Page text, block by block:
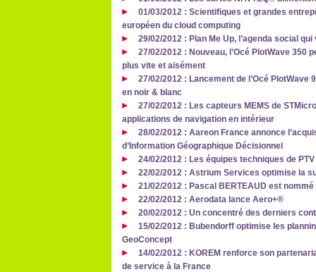
01/03/2012 : Scientifiques et grandes
européen du cloud computing
29/02/2012 : Plan Me Up, l’agenda social
27/02/2012 : Nouveau, l’Océ PlotWave
plus vite et aisément
27/02/2012 : Lancement de l’Océ
en noir & blanc
27/02/2012 : Les capteurs MEMS de
applications de navigation en intérieur
28/02/2012 : Aareon France annonce
d’Information Géographique Décisionnel
24/02/2012 : Les équipes techniques de
22/02/2012 : Astrium Services optimise la
21/02/2012 : Pascal BERTEAUD est
22/02/2012 : Aerodata lance Aero+®
20/02/2012 : Un concentré des derniers
15/02/2012 : Bubendorff optimise les
GeoConcept
14/02/2012 : KOREM renforce son
de service à la France